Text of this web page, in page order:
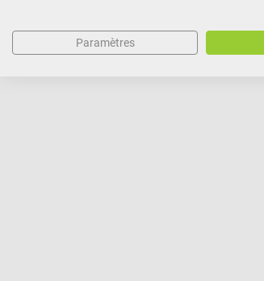
Paramètres